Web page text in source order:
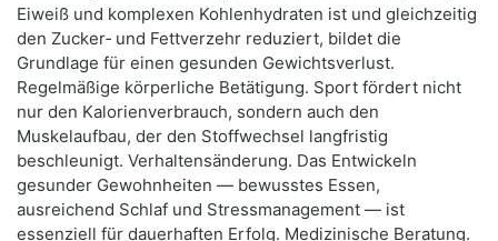
Eiweiß und komplexen Kohlenhydraten ist und gleichzeitig
den Zucker‑ und Fettverzehr reduziert, bildet die
Grundlage für einen gesunden Gewichtsverlust.
Regelmäßige körperliche Betätigung. Sport fördert nicht
nur den Kalorienverbrauch, sondern auch den
Muskelaufbau, der den Stoffwechsel langfristig
beschleunigt. Verhaltensänderung. Das Entwickeln
gesunder Gewohnheiten — bewusstes Essen,
ausreichend Schlaf und Stressmanagement — ist
essenziell für dauerhaften Erfolg. Medizinische Beratung.